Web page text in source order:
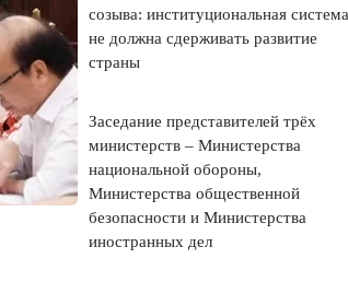
созыва: институциональная система
не должна сдерживать развитие
страны
Заседание представителей трёх
министерств – Министерства
национальной обороны,
Министерства общественной
безопасности и Министерства
иностранных дел